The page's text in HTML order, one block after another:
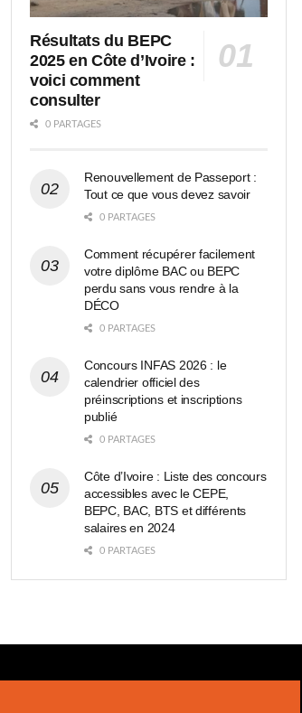
Résultats du BEPC
2025 en Côte d’Ivoire :
voici comment
consulter
0 PARTAGES
Renouvellement de Passeport :
Tout ce que vous devez savoir
0 PARTAGES
Comment récupérer facilement
votre diplôme BAC ou BEPC
perdu sans vous rendre à la
DÉCO
0 PARTAGES
Concours INFAS 2026 : le
calendrier officiel des
préinscriptions et inscriptions
publié
0 PARTAGES
Côte d’Ivoire : Liste des concours
accessibles avec le CEPE,
BEPC, BAC, BTS et différents
salaires en 2024
0 PARTAGES